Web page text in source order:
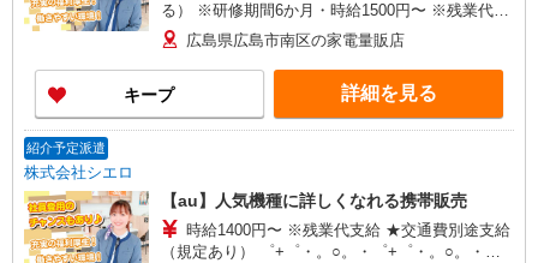
る） ※研修期間6か月・時給1500円〜 ※残業代支
給 ★交通費別途支給（規定あり） ゜+゜・。
○。・゜+゜・。○。・゜+゜ 入社祝い金10万円支
給(規定有) お友達を紹介頂くと, インセンティブ支
給(規定有) ゜・。○。・゜+゜・。○。・゜+゜
広島県広島市南区の家電量販店
キープ 詳細を見る
紹介予定派遣
株式会社シエロ
【au】人気機種に詳しくなれる携帯販売
時給1400円〜 ※残業代支給 ★交通費別途支給
（規定あり） ゜+゜・。○。・゜+゜・。○。・゜